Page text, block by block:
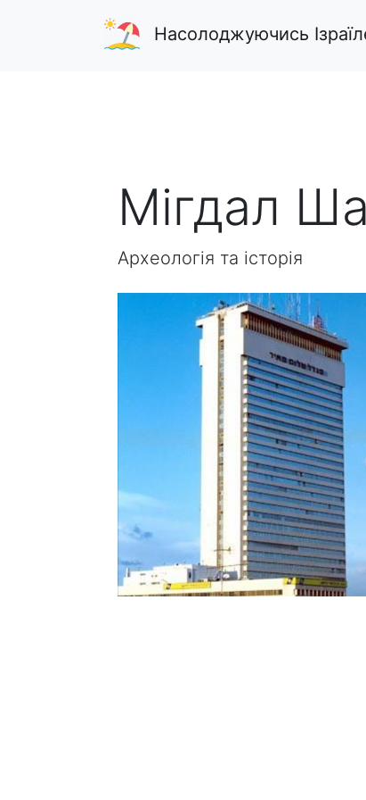
Насолоджуючись
Мігдал
Археологія та історія